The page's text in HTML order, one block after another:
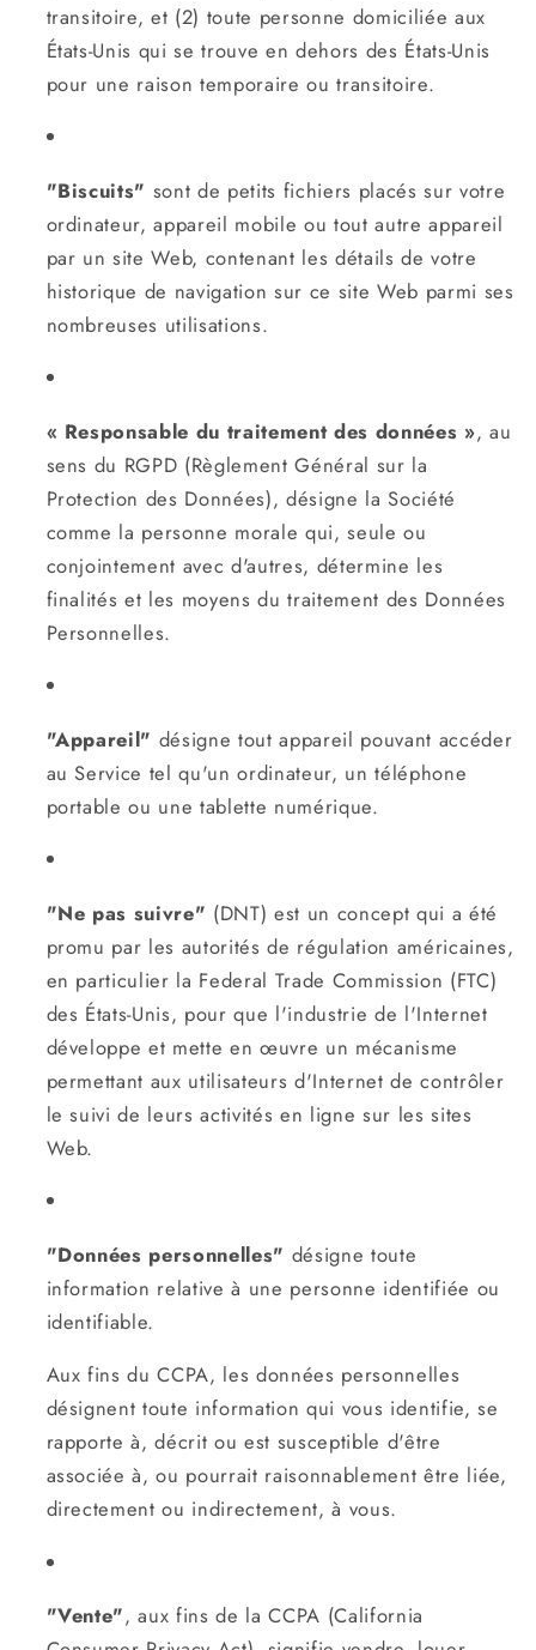
transitoire, et (2) toute personne domiciliée aux
États-Unis qui se trouve en dehors des États-Unis
pour une raison temporaire ou transitoire.
"Biscuits" sont de petits fichiers placés sur votre
ordinateur, appareil mobile ou tout autre appareil
par un site Web, contenant les détails de votre
historique de navigation sur ce site Web parmi ses
nombreuses utilisations.
« Responsable du traitement des données », au
sens du RGPD (Règlement Général sur la
Protection des Données), désigne la Société
comme la personne morale qui, seule ou
conjointement avec d'autres, détermine les
finalités et les moyens du traitement des Données
Personnelles.
"Appareil" désigne tout appareil pouvant accéder
au Service tel qu'un ordinateur, un téléphone
portable ou une tablette numérique.
"Ne pas suivre" (DNT) est un concept qui a été
promu par les autorités de régulation américaines,
en particulier la Federal Trade Commission (FTC)
des États-Unis, pour que l'industrie de l'Internet
développe et mette en œuvre un mécanisme
permettant aux utilisateurs d'Internet de contrôler
le suivi de leurs activités en ligne sur les sites
Web.
"Données personnelles" désigne toute
information relative à une personne identifiée ou
identifiable.
Aux fins du CCPA, les données personnelles
désignent toute information qui vous identifie, se
rapporte à, décrit ou est susceptible d'être
associée à, ou pourrait raisonnablement être liée,
directement ou indirectement, à vous.
"Vente", aux fins de la CCPA (California